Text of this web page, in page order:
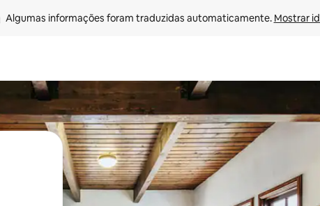
Algumas informações foram traduzidas automaticamente. Mostrar